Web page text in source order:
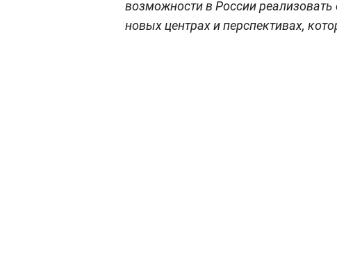
возможности в России
новых центрах и перспективах,